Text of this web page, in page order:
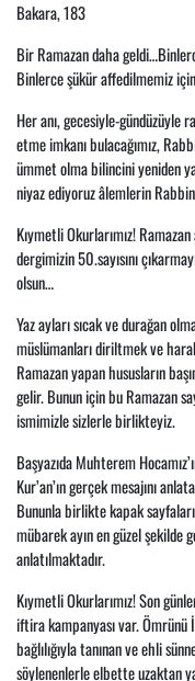
Bakara, 183
Bir Ramazan daha
Binlerce şükür affedilmemiz
Her anı, gecesiyle-gündüzüyle
etme imkanı bulacağımız,
ümmet olma bilincini yeniden
niyaz ediyoruz âlemlerin
Kıymetli Okurlarımız!
dergimizin 50.sayısını
olsun…
Yaz ayları sıcak ve durağan
müslümanları diriltmek ve
Ramazan yapan hususların
gelir. Bunun için bu Ramazan
ismimizle sizlerle birlikteyiz.
Başyazıda Muhterem
Kur’an’ın gerçek mesajını
Bununla birlikte kapak
mübarek ayın en güzel şekilde
anlatılmaktadır.
Kıymetli Okurlarımız! Son
iftira kampanyası var. Ömrünü
bağlılığıyla tanınan ve ehli
söylenenlerle elbette uzaktan